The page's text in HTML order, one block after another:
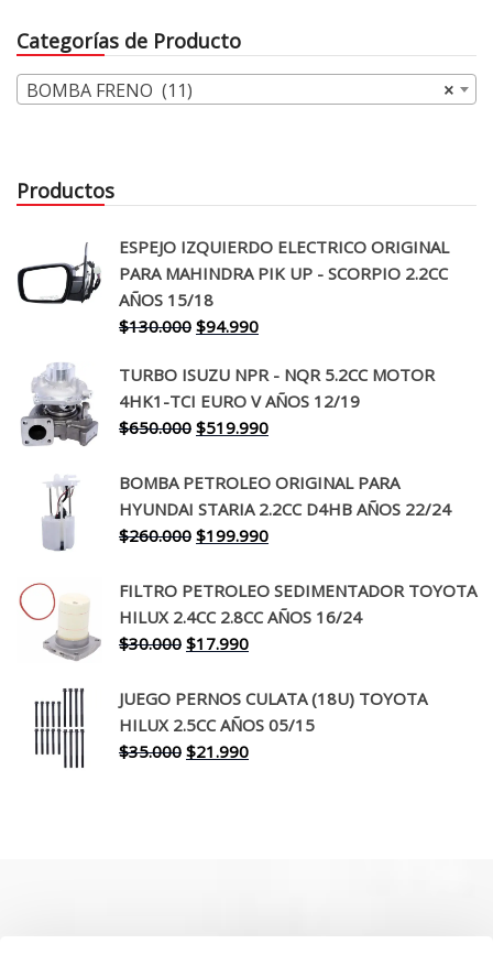
Categorías de Producto
×
BOMBA FRENO (11)
Productos
ESPEJO IZQUIERDO ELECTRICO ORIGINAL
PARA MAHINDRA PIK UP - SCORPIO 2.2CC
AÑOS 15/18
$130.000 El
original
era:
$130.000.
$94.990El
actual
es:
$94.990.
TURBO ISUZU NPR - NQR 5.2CC MOTOR
4HK1-TCI EURO V AÑOS 12/19
$650.000 El
original
era:
$650.000.
$519.990El
actual
es:
$519.990.
BOMBA PETROLEO ORIGINAL PARA
HYUNDAI STARIA 2.2CC D4HB AÑOS 22/24
$260.000 El
original
era:
$260.000.
$199.990El
actual
es:
FILTRO PETROLEO SEDIMENTADOR TOYOTA
HILUX 2.4CC 2.8CC AÑOS 16/24
$30.000 El
original
era:
$30.000.
$17.990El
actual
es:
$17.990.
JUEGO PERNOS CULATA (18U) TOYOTA
HILUX 2.5CC AÑOS 05/15
$35.000 El
$21.990El